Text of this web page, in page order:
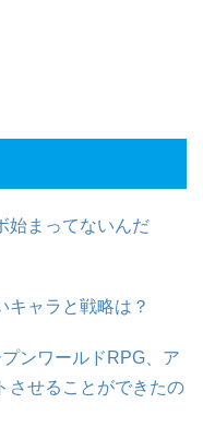
始まってないんだ
キャラと戦略は？
ンワールドRPG、ア
させることができたの